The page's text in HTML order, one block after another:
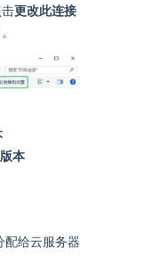
更改此连接
本
配给云服务器